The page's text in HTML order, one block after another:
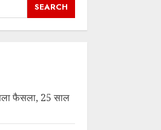
SEARCH
फैसला, 25 साल